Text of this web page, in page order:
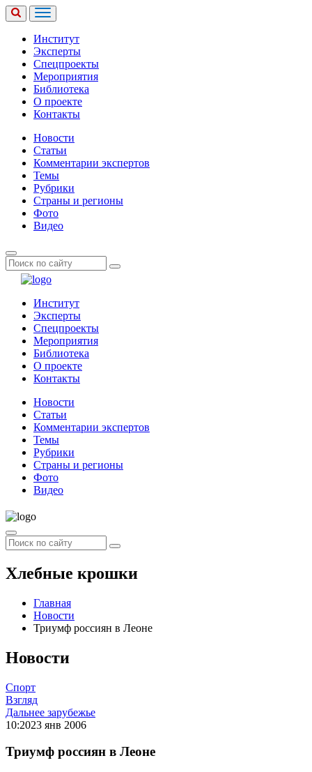
Институт
Эксперты
Спецпроекты
Мероприятия
Библиотека
О проекте
Контакты
Новости
Статьи
Комментарии экспертов
Темы
Рубрики
Страны и регионы
Фото
Видео
Институт
Эксперты
Спецпроекты
Мероприятия
Библиотека
О проекте
Контакты
Новости
Статьи
Комментарии экспертов
Темы
Рубрики
Страны и регионы
Фото
Видео
Хлебные крошки
Главная
Новости
Триумф россиян в Леоне
Новости
Спорт
Взгляд
Дальнее зарубежье
10:2023 янв 2006
Триумф россиян в Леоне